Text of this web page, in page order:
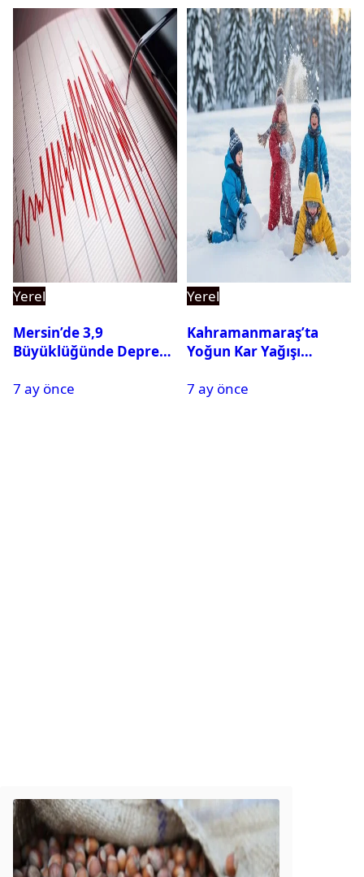
Yerel
Mersin’de 3,9
Büyüklüğünde Deprem
7 ay önce
Yerel
Kahramanmaraş’ta
Yoğun Kar Yağışı
Tatil
7 ay önce